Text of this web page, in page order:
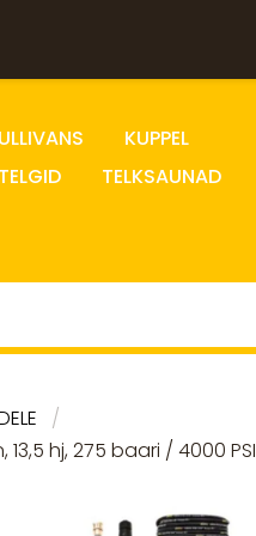
KUPPEL
TELKSAUNAD
hj, 275 baari / 4000 PSI